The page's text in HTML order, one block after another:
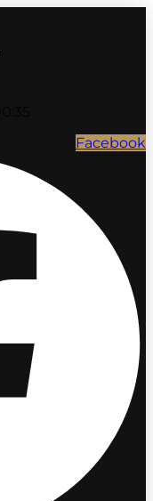
Facebook